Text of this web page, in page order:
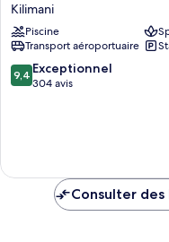
&
Residence,
Nairobi
Arboretum
Kilimani
Kilimani
Piscine
Transport aéroportuaire
9.4
sur
9,4 Exceptionnel
304 avis
Consulter